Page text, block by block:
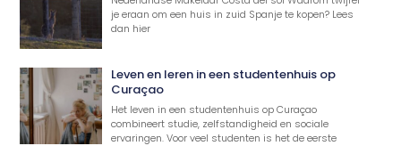
je eraan om een huis in zuid Spanje te kopen? Lees
dan hier
Leven en leren in een studentenhuis op
Curaçao
Het leven in een studentenhuis op Curaçao
combineert studie, zelfstandigheid en sociale
ervaringen. Voor veel studenten is het de eerste